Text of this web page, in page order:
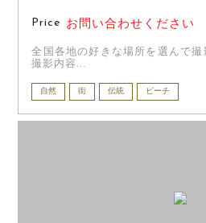
Price お問い合わせください
全国各地の好きな場所を選んで
撮影内容...
自然 街 伝統 ビーチ